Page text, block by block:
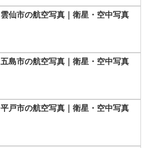
雲仙市の航空写真｜衛星・空中写真
五島市の航空写真｜衛星・空中写真
平戸市の航空写真｜衛星・空中写真